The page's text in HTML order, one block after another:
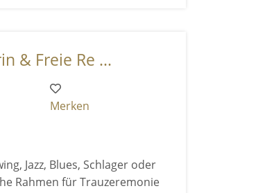
& Freie Re ...
Merken
Jazz, Blues, Schlager oder
Rahmen für Trauzeremonie